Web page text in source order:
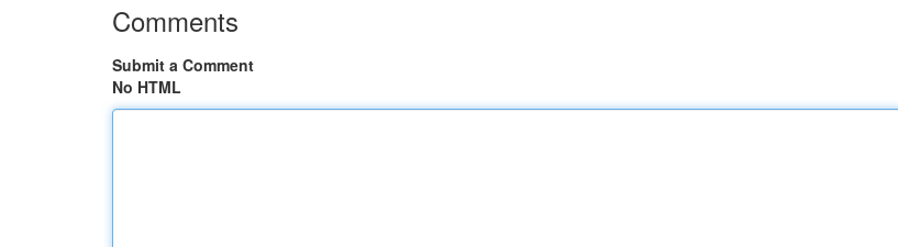
Comments
Submit a Comment
No HTML